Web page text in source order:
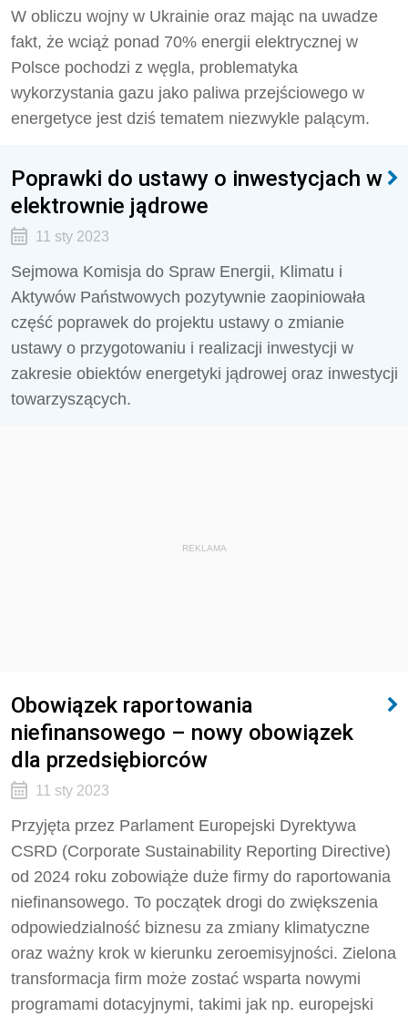
W obliczu wojny w Ukrainie oraz mając na uwadze
fakt, że wciąż ponad 70% energii elektrycznej w
Polsce pochodzi z węgla, problematyka
wykorzystania gazu jako paliwa przejściowego w
energetyce jest dziś tematem niezwykle palącym.
Poprawki do ustawy o inwestycjach w
elektrownie jądrowe
11 sty 2023
Sejmowa Komisja do Spraw Energii, Klimatu i
Aktywów Państwowych pozytywnie zaopiniowała
część poprawek do projektu ustawy o zmianie
ustawy o przygotowaniu i realizacji inwestycji w
zakresie obiektów energetyki jądrowej oraz inwestycji
towarzyszących.
REKLAMA
Obowiązek raportowania
niefinansowego – nowy obowiązek
dla przedsiębiorców
11 sty 2023
Przyjęta przez Parlament Europejski Dyrektywa
CSRD (Corporate Sustainability Reporting Directive)
od 2024 roku zobowiąże duże firmy do raportowania
niefinansowego. To początek drogi do zwiększenia
odpowiedzialność biznesu za zmiany klimatyczne
oraz ważny krok w kierunku zeroemisyjności. Zielona
transformacja firm może zostać wsparta nowymi
programami dotacyjnymi, takimi jak np. europejski